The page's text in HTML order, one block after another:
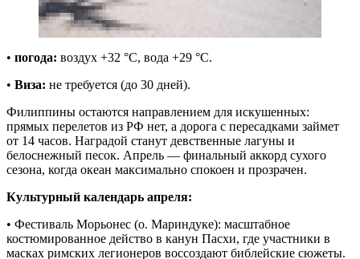
• погода: воздух +32 °C, вода +29 °C.
• Виза: не требуется (до 30 дней).
Филиппины остаются направлением для искушенных:
прямых перелетов из РФ нет, а дорога с пересадками займет
от 14 часов. Наградой станут девственные лагуны и
белоснежный песок. Апрель — финальный аккорд сухого
сезона, когда океан максимально спокоен и прозрачен.
Культурный календарь апреля:
• Фестиваль Морьонес (о. Мариндуке): масштабное
костюмированное действо в канун Пасхи, где участники в
масках римских легионеров воссоздают библейские сюжеты.